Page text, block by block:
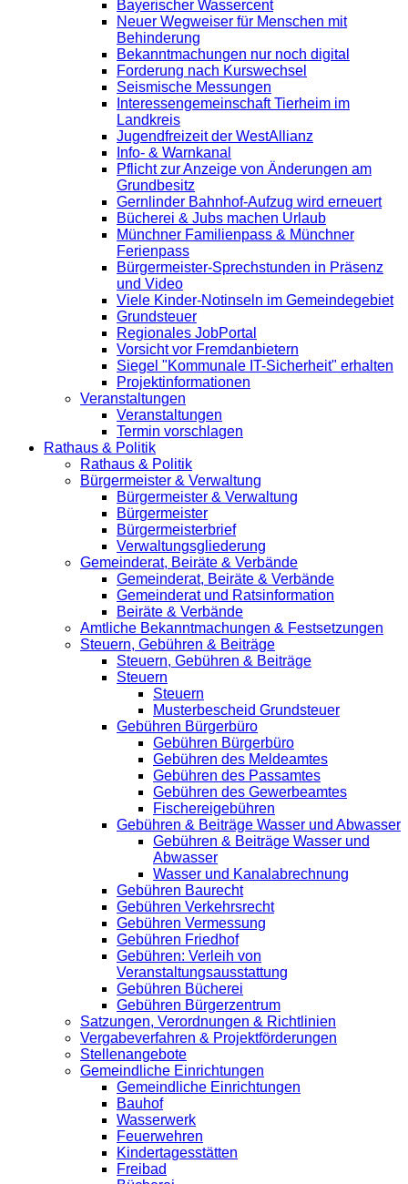
Bayerischer Wassercent
Neuer Wegweiser für Menschen mit
Behinderung
Bekanntmachungen nur noch digital
Forderung nach Kurswechsel
Seismische Messungen
Interessengemeinschaft Tierheim im
Landkreis
Jugendfreizeit der WestAllianz
Info- & Warnkanal
Pflicht zur Anzeige von Änderungen am
Grundbesitz
Gernlinder Bahnhof-Aufzug wird erneuert
Bücherei & Jubs machen Urlaub
Münchner Familienpass & Münchner
Ferienpass
Bürgermeister-Sprechstunden in Präsenz
und Video
Viele Kinder-Notinseln im Gemeindegebiet
Grundsteuer
Regionales JobPortal
Vorsicht vor Fremdanbietern
Siegel "Kommunale IT-Sicherheit" erhalten
Projektinformationen
Veranstaltungen
Veranstaltungen
Termin vorschlagen
Rathaus & Politik
Rathaus & Politik
Bürgermeister & Verwaltung
Bürgermeister & Verwaltung
Bürgermeister
Bürgermeisterbrief
Verwaltungsgliederung
Gemeinderat, Beiräte & Verbände
Gemeinderat, Beiräte & Verbände
Gemeinderat und Ratsinformation
Beiräte & Verbände
Amtliche Bekanntmachungen & Festsetzungen
Steuern, Gebühren & Beiträge
Steuern, Gebühren & Beiträge
Steuern
Steuern
Musterbescheid Grundsteuer
Gebühren Bürgerbüro
Gebühren Bürgerbüro
Gebühren des Meldeamtes
Gebühren des Passamtes
Gebühren des Gewerbeamtes
Fischereigebühren
Gebühren & Beiträge Wasser und Abwasser
Gebühren & Beiträge Wasser und
Abwasser
Wasser und Kanalabrechnung
Gebühren Baurecht
Gebühren Verkehrsrecht
Gebühren Vermessung
Gebühren Friedhof
Gebühren: Verleih von
Veranstaltungsausstattung
Gebühren Bücherei
Gebühren Bürgerzentrum
Satzungen, Verordnungen & Richtlinien
Vergabeverfahren & Projektförderungen
Stellenangebote
Gemeindliche Einrichtungen
Gemeindliche Einrichtungen
Bauhof
Wasserwerk
Feuerwehren
Kindertagesstätten
Freibad